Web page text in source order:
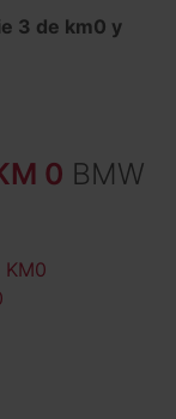
3 de km0 y
0 BMW
KM0